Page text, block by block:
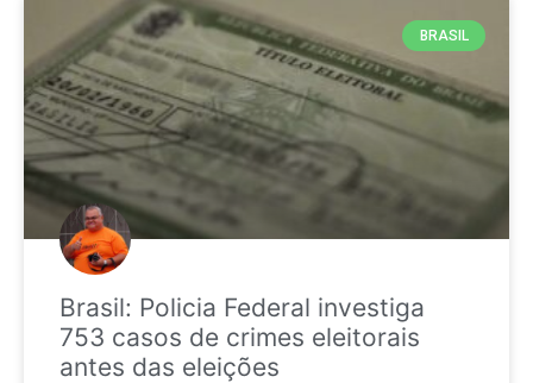
BRASIL
Brasil: Policia Federal investiga
753 casos de crimes eleitorais
antes das eleições